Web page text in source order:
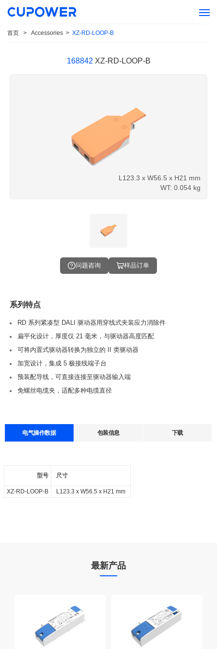
首页 > Accessories > XZ-RD-LOOP-B
168842 XZ-RD-LOOP-B
L123.3 x W56.5 x H21 mm
WT: 0.054 kg
问题咨询 样品订单
系列特点
RD 系列紧凑型 DALI 驱动器用穿线式夹装应力消除件
扁平化设计，厚度仅 21 毫米，与驱动器高度匹配
可将内置式驱动器转换为独立的 II 类驱动器
加宽设计，集成 5 极接线端子台
预装配导线，可直接连接至驱动器输入端
免螺丝电缆夹，适配多种电缆直径
电气操作数据 包装信息 下载
型号 尺寸
XZ-RD-LOOP-B L123.3 x W56.5 x H21 mm
整箱尺寸: 4.2 kg
168842_XZ_RD_LOOP_B
全部下载
3D_XZ_RD_LOOP_B
全部下载
最新产品